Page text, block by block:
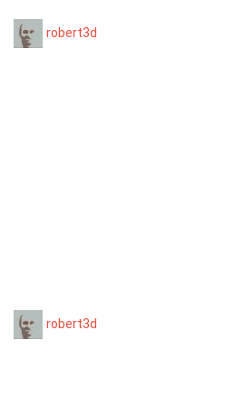
robert3d
robert3d